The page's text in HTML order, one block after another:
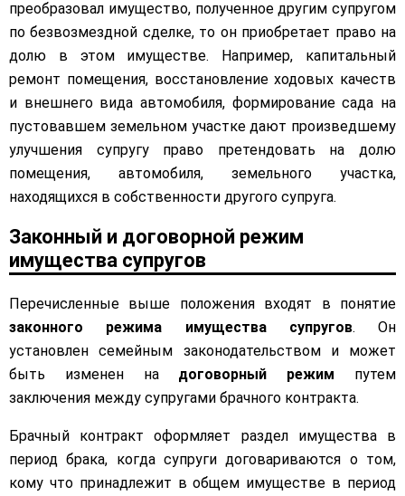
преобразовал имущество, полученное другим супругом
по безвозмездной сделке, то он приобретает право на
долю в этом имуществе. Например, капитальный
ремонт помещения, восстановление ходовых качеств
и внешнего вида автомобиля, формирование сада на
пустовавшем земельном участке дают произведшему
улучшения супругу право претендовать на долю
помещения, автомобиля, земельного участка,
находящихся в собственности другого супруга.
Законный и договорной режим
имущества супругов
Перечисленные выше положения входят в понятие
законного режима имущества супругов. Он
установлен семейным законодательством и может
быть изменен на договорный режим путем
заключения между супругами брачного контракта.
Брачный контракт оформляет раздел имущества в
период брака, когда супруги договариваются о том,
кому что принадлежит в общем имуществе в период